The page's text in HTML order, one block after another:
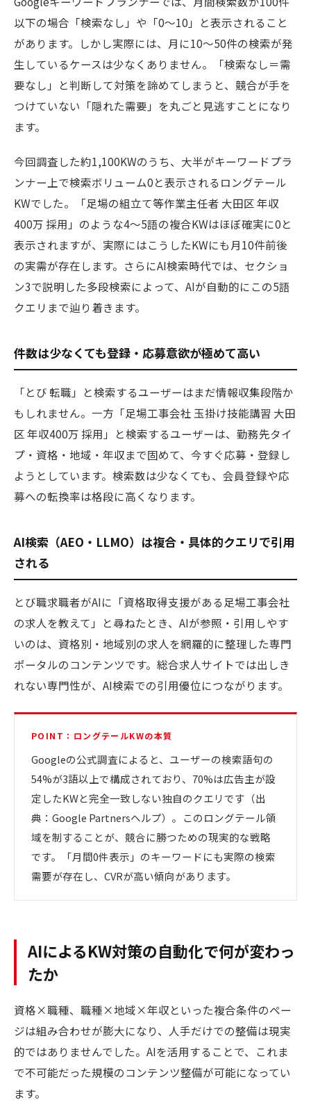
以下の場合「検索なし」や「0〜10」と表示されること
があります。しかし実際には、月に10〜50件の検索が発
生しているケースは少なくありません。「検索なし＝需
要なし」と判断して対策を諦めてしまうと、競合が手を
つけていない「隠れた需要」を丸ごと見逃すことになり
ます。
今回調査した約1,100KWのうち、大半がキーワードプラ
ンナー上で検索ボリューム0と表示されるロングテール
KWでした。「足場の組立て等作業主任者 大田区 年収
400万 採用」のような4〜5語の複合KWはほぼ確実に0と
表示されますが、実際にはこうしたKWにも月10件前後
の実需が存在します。さらにAI検索時代では、セクショ
ン3で説明した多段検索によって、AIが自動的にこの5語
クエリまで辿り着きます。
件数は少なくても登録・応募意欲が極めて高い
「とび 転職」と検索するユーザーはまだ情報収集段階か
もしれません。一方「足場工事会社 玉掛け技能講習 大田
区 年収400万 採用」と検索するユーザーは、勤務先タイ
プ・資格・地域・年収まで固めて、今すぐ応募・登録し
ようとしています。検索数は少なくても、会員登録や応
募への転換率は格段に高くなります。
AI検索（AEO・LLMO）は複合・具体的クエリで引用
される
とび職求職者がAIに「資格取得支援がある足場工事会社
の求人を教えて」と尋ねたとき、AIが参照・引用しやす
いのは、資格別・地域別の求人を網羅的に整理した専門
ポータルのコンテンツです。総合求人サイトでは出しき
れない専門性が、AI検索での引用優位につながります。
POINT：ロングテールKWの本質
Googleの公式調査によると、ユーザーの検索語句の
54%が3語以上で構成されており、70%は広告主が設
定したKWと完全一致しない独自のクエリです（出
典：Google Partnersヘルプ）。このロングテール領
域を制することが、競合に勝つための現実的な戦略
です。「月間0件表示」のキーワードにも実際の検索
需要が存在し、CVRが高い傾向があります。
AIによるKW対策の自動化で何が変わっ
たか
資格×職種、職種×地域×年収といった複合条件のペー
ジは組み合わせが膨大になり、人手だけでの整備は現実
的ではありませんでした。AIを活用することで、これま
で不可能だった規模のコンテンツ整備が可能になってい
ます。